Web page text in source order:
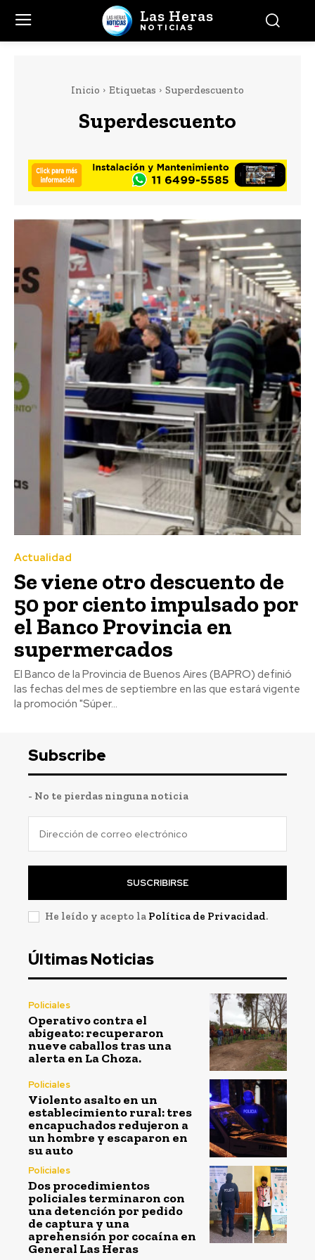
Las Heras
NOTICIAS
Inicio Etiquetas Superdescuento
Superdescuento
Actualidad
Se viene otro descuento de
50 por ciento impulsado por
el Banco Provincia en
supermercados
El Banco de la Provincia de Buenos Aires (BAPRO) definió
las fechas del mes de septiembre en las que estará vigente
la promoción "Súper...
Subscribe
- No te pierdas ninguna noticia
SUSCRIBIRSE
He leído y acepto la Política de Privacidad.
Últimas Noticias
Policiales
Operativo contra el
abigeato: recuperaron
nueve caballos tras una
alerta en La Choza.
Policiales
Violento asalto en un
establecimiento rural: tres
encapuchados redujeron a
un hombre y escaparon en
su auto
Policiales
Dos procedimientos
policiales terminaron con
una detención por pedido
de captura y una
aprehensión por cocaína en
General Las Heras